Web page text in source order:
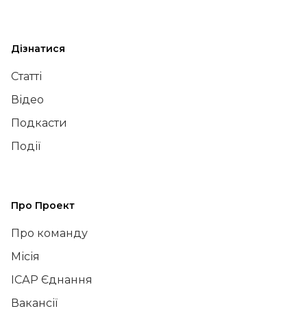
Дізнатися
Статті
Відео
Подкасти
Події
Про Проект
Про команду
Місія
ІСАР Єднання
Вакансії